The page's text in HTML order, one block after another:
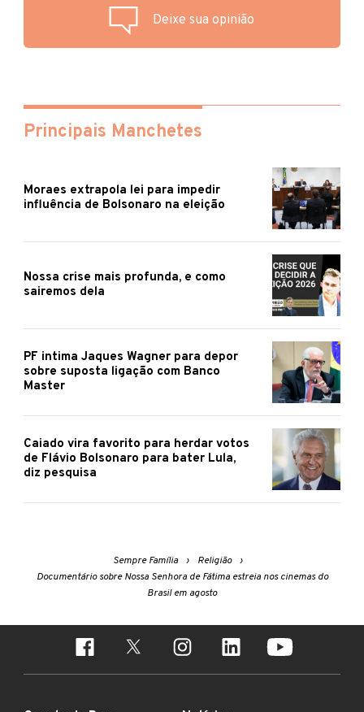
Deixe sua opinião
Principais Manchetes
Moraes extrapola lei para impedir
influência de Bolsonaro na eleição
Nossa crise mais profunda, e como
sairemos dela
PF intima Jaques Wagner para depor
sobre suposta ligação com Banco
Master
Caiado vira favorito para herdar votos
de Flávio Bolsonaro para bater Lula,
diz pesquisa
Sempre Família
Religião
Documentário sobre Nossa Senhora de Fátima estreia nos cinemas do
Brasil em agosto